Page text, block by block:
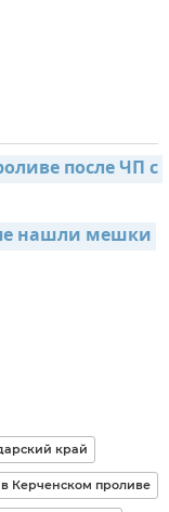
после ЧП с
нашли мешки
край
Керченском проливе